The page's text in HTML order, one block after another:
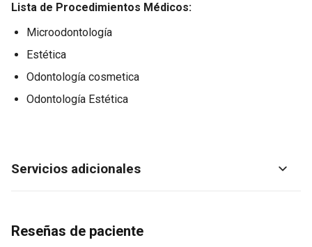
Lista de Procedimientos Médicos:
Microodontología
Estética
Odontología cosmetica
Odontología Estética
Servicios adicionales
Reseñas de paciente